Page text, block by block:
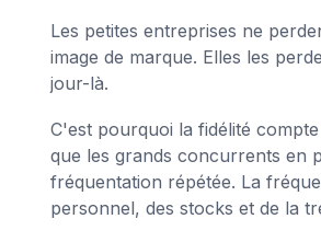
Les petites entreprises ne
image de marque. Elles les
jour-là.
C'est pourquoi la fidélité
que les grands concurrents en
fréquentation répétée. La
personnel, des stocks et de la